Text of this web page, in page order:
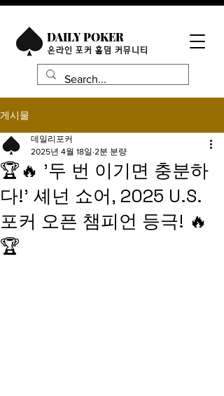
DAILY POKER
​온라인 포커 홀덤 커뮤니티
게시물
🏆🔥 '두 번 이기면 충분하
다!' 셰넌 쇼어, 2025 U.S.
포커 오픈 챔피언 등극! 🔥
🏆
데일리포커
2025년 4월 18일 2분 분량